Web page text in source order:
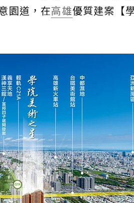
園道，在高雄優質建案【